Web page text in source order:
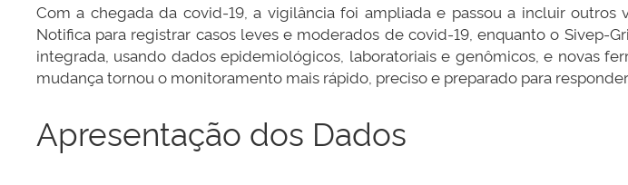
Com a chegada da covid-19, a vigilância foi ampliada e passou a incluir
Notifica para registrar casos leves e moderados de covid-19, enquanto o Sivep-
integrada, usando dados epidemiológicos, laboratoriais e genômicos, e novas
mudança tornou o monitoramento mais rápido, preciso e preparado para
Apresentação dos Dados